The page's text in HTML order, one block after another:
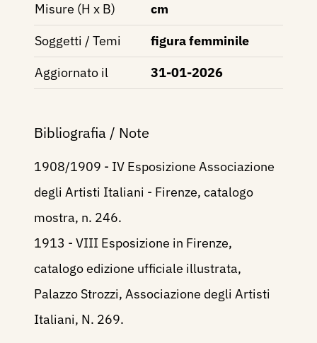
Misure (H x B)
cm
Soggetti / Temi
figura femminile
Aggiornato il
31-01-2026
Bibliografia / Note
1908/1909 - IV Esposizione Associazione
degli Artisti Italiani - Firenze, catalogo
mostra, n. 246.
1913 - VIII Esposizione in Firenze,
catalogo edizione ufficiale illustrata,
Palazzo Strozzi, Associazione degli Artisti
Italiani, N. 269.